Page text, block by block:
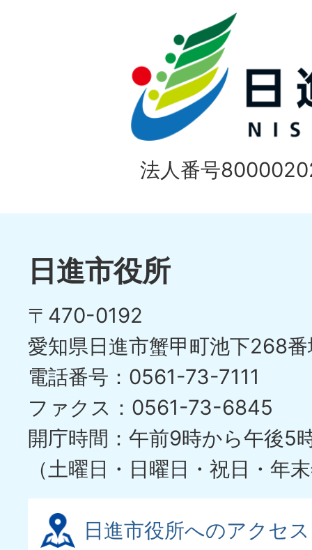
法人番号
日進市役所
〒470-0192
愛知県日進市蟹甲町池下268
電話番号：0561-73-7111
ファクス：0561-73-6845
開庁時間：午前9時から午後5
（土曜日・日曜日・祝日・年
日進市役所へのアクセス